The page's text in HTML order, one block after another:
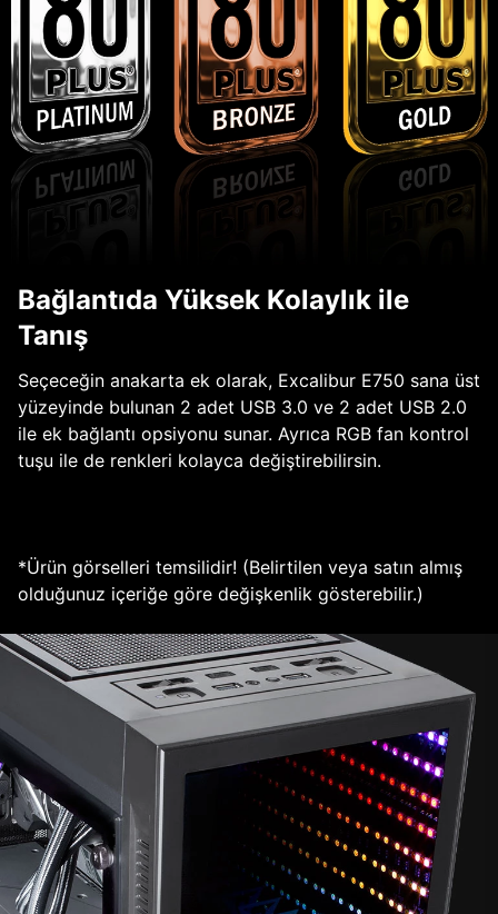
Bağlantıda Yüksek Kolaylık ile
Tanış
Seçeceğin anakarta ek olarak, Excalibur E750 sana üst
yüzeyinde bulunan 2 adet USB 3.0 ve 2 adet USB 2.0
ile ek bağlantı opsiyonu sunar. Ayrıca RGB fan kontrol
tuşu ile de renkleri kolayca değiştirebilirsin.
*Ürün görselleri temsilidir! (Belirtilen veya satın almış
olduğunuz içeriğe göre değişkenlik gösterebilir.)